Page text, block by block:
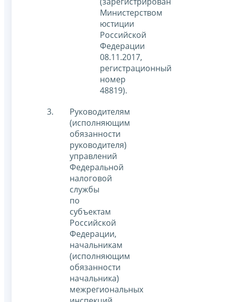
Министерством
юстиции
Российской
Федерации
08.11.2017,
регистрационный
номер
48819).
Руководителям
(исполняющим
обязанности
руководителя)
управлений
Федеральной
налоговой
службы
по
субъектам
Российской
Федерации,
начальникам
(исполняющим
обязанности
начальника)
межрегиональных